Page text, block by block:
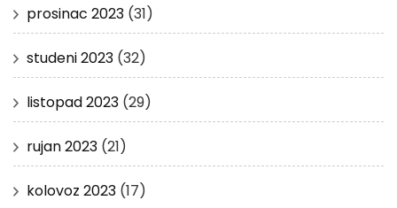
prosinac 2023 (31)
studeni 2023 (32)
listopad 2023 (29)
rujan 2023 (21)
kolovoz 2023 (17)